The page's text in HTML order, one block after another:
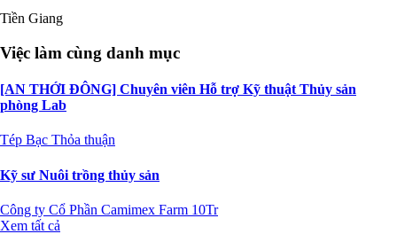
Tiền Giang
Việc làm cùng danh mục
[AN THỚI ĐÔNG] Chuyên viên Hỗ trợ Kỹ thuật Thủy sản
phòng Lab
Tép Bạc Thỏa thuận
Kỹ sư Nuôi trồng thủy sản
Công ty Cổ Phần Camimex Farm 10Tr
Xem tất cả